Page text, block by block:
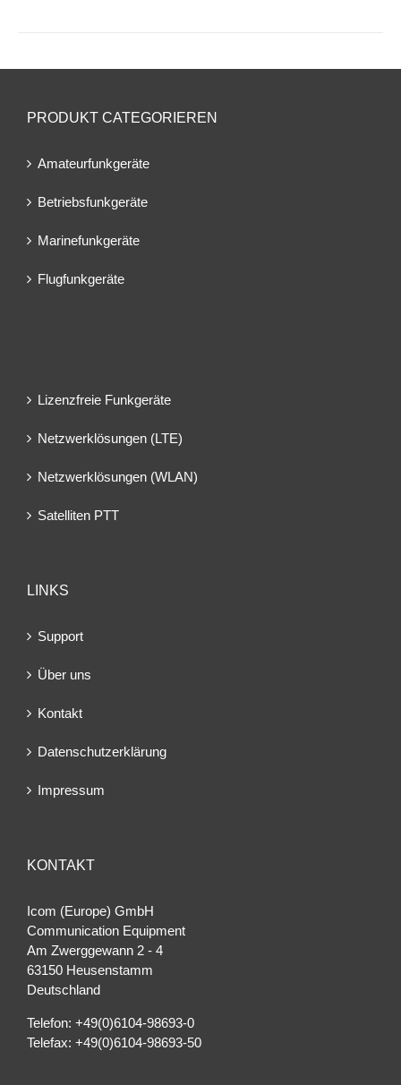
PRODUKT CATEGORIEREN
Amateurfunkgeräte
Betriebsfunkgeräte
Marinefunkgeräte
Flugfunkgeräte
Lizenzfreie Funkgeräte
Netzwerklösungen (LTE)
Netzwerklösungen (WLAN)
Satelliten PTT
LINKS
Support
Über uns
Kontakt
Datenschutzerklärung
Impressum
KONTAKT
Icom (Europe) GmbH
Communication Equipment
Am Zwerggewann 2 ‐ 4
63150 Heusenstamm
Deutschland
Telefon: +49(0)6104-98693-0
Telefax: +49(0)6104-98693-50